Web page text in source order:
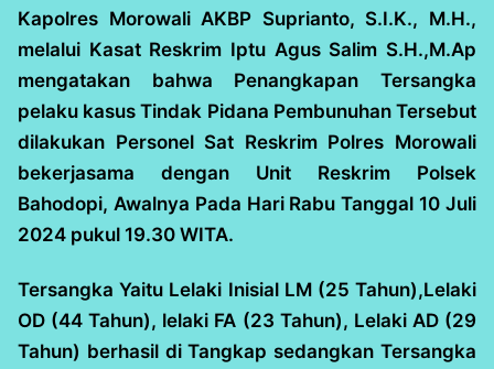
Kapolres Morowali AKBP Suprianto, S.I.K., M.H.,
melalui Kasat Reskrim Iptu Agus Salim S.H.,M.Ap
mengatakan bahwa Penangkapan Tersangka
pelaku kasus Tindak Pidana Pembunuhan Tersebut
dilakukan Personel Sat Reskrim Polres Morowali
bekerjasama dengan Unit Reskrim Polsek
Bahodopi, Awalnya Pada Hari Rabu Tanggal 10 Juli
2024 pukul 19.30 WITA.
Tersangka Yaitu Lelaki Inisial LM (25 Tahun),Lelaki
OD (44 Tahun), lelaki FA (23 Tahun), Lelaki AD (29
Tahun) berhasil di Tangkap sedangkan Tersangka